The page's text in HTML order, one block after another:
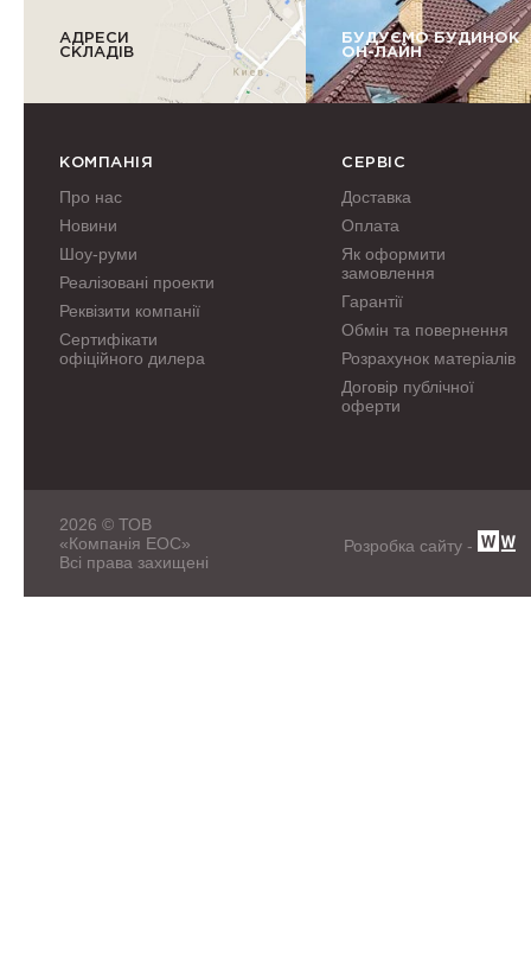
АДРЕСИ
СКЛАДІВ
БУДУЄМО БУДИНОК
ОН-ЛАЙН
КОМПАНІЯ
Про нас
Новини
Шоу-руми
Реалізовані проекти
Реквізити компанії
Сертифікати
офіційного дилера
СЕРВІС
Доставка
Оплата
Як оформити
замовлення
Гарантії
Обмін та повернення
Розрахунок матеріалів
Договір публічної
оферти
2026 © ТОВ
«Компанія ЕОС»
Всі права захищені
Розробка сайту -